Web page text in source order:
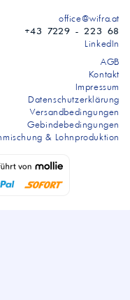
office@wifra.at
+43 7229 - 223 68
LinkedIn
AGB
Kontakt
Impressum
Datenschutzerklärung
Versandbedingungen
Gebindebedingungen
& Lohnproduktion